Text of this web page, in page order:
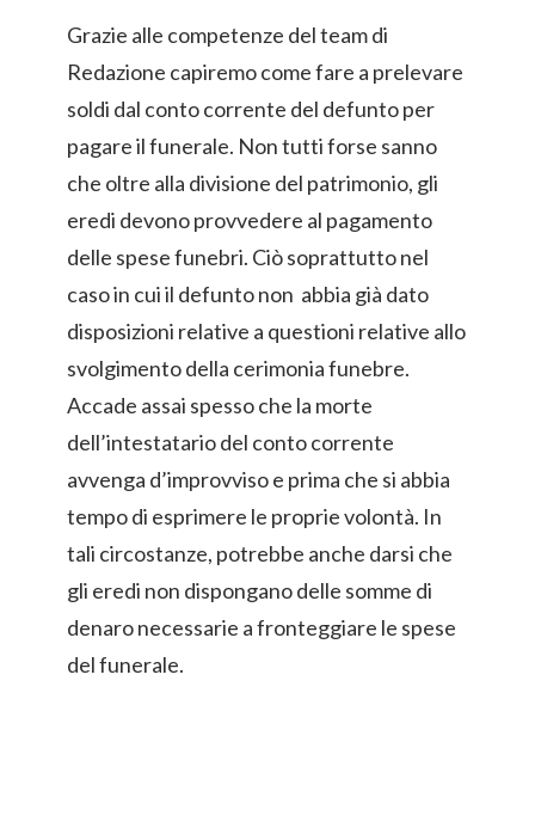
Grazie alle competenze del team di
Redazione capiremo come fare a prelevare
soldi dal conto corrente del defunto per
pagare il funerale. Non tutti forse sanno
che oltre alla divisione del patrimonio, gli
eredi devono provvedere al pagamento
delle spese funebri. Ciò soprattutto nel
caso in cui il defunto non abbia già dato
disposizioni relative a questioni relative allo
svolgimento della cerimonia funebre.
Accade assai spesso che la morte
dell’intestatario del conto corrente
avvenga d’improvviso e prima che si abbia
tempo di esprimere le proprie volontà. In
tali circostanze, potrebbe anche darsi che
gli eredi non dispongano delle somme di
denaro necessarie a fronteggiare le spese
del funerale.